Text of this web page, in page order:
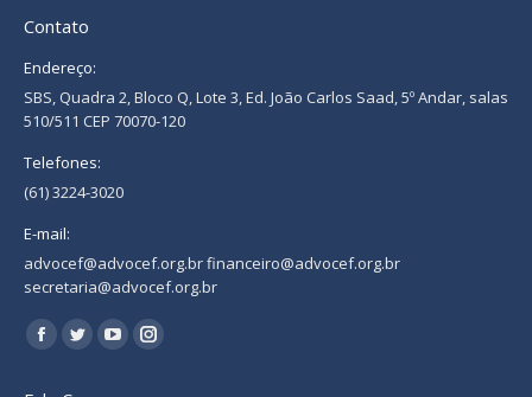
Contato
Endereço:
SBS, Quadra 2, Bloco Q, Lote 3, Ed. João Carlos Saad, 5º Andar, salas
510/511 CEP 70070-120
Telefones:
(61) 3224-3020
E-mail:
advocef@advocef.org.br financeiro@advocef.org.br
secretaria@advocef.org.br
Encontre-nos em:
Facebook
TwitterYouTubeInstagram